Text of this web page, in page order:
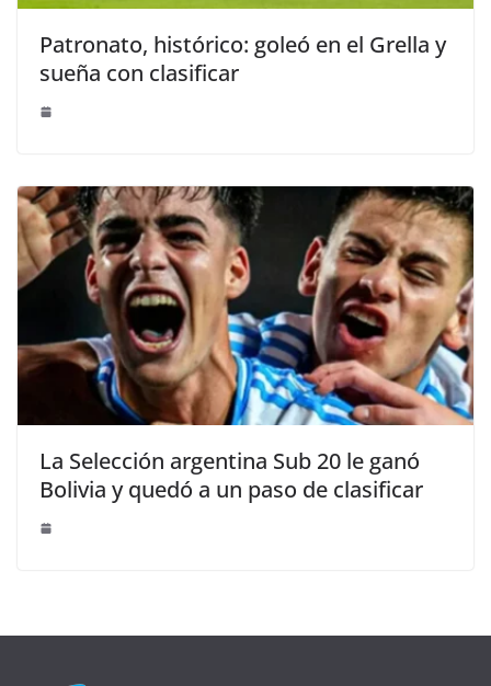
Patronato, histórico: goleó en el Grella y
sueña con clasificar
La Selección argentina Sub 20 le ganó
Bolivia y quedó a un paso de clasificar